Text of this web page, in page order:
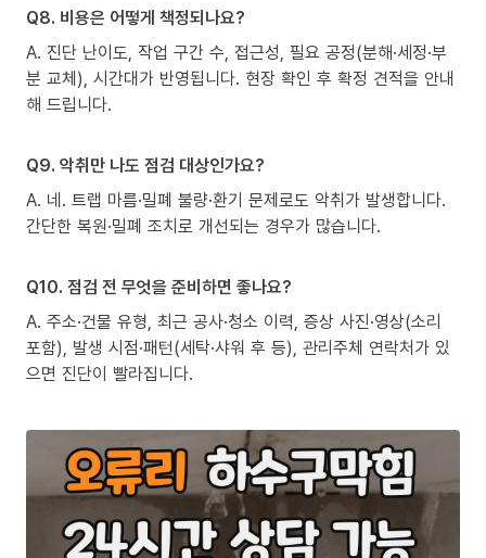
Q8. 비용은 어떻게 책정되나요?
A. 진단 난이도, 작업 구간 수, 접근성, 필요 공정(분해·세정·부
분 교체), 시간대가 반영됩니다. 현장 확인 후 확정 견적을 안내
해 드립니다.
Q9. 악취만 나도 점검 대상인가요?
A. 네. 트랩 마름·밀폐 불량·환기 문제로도 악취가 발생합니다.
간단한 복원·밀폐 조치로 개선되는 경우가 많습니다.
Q10. 점검 전 무엇을 준비하면 좋나요?
A. 주소·건물 유형, 최근 공사·청소 이력, 증상 사진·영상(소리
포함), 발생 시점·패턴(세탁·샤워 후 등), 관리주체 연락처가 있
으면 진단이 빨라집니다.